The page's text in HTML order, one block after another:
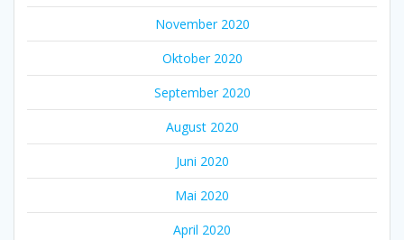
November 2020
Oktober 2020
September 2020
August 2020
Juni 2020
Mai 2020
April 2020